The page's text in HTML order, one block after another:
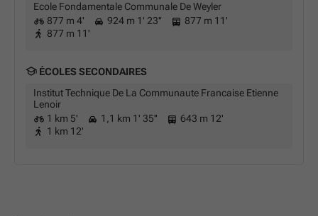
Ecole Fondamentale Communale De Weyler
877 m 4'
924 m 1' 23''
877 m 11'
877 m 11'
ÉCOLES SECONDAIRES
Institut Technique De La Communaute Francaise Etienne
Lenoir
1 km 5'
1,1 km 1' 35''
643 m 12'
1 km 12'